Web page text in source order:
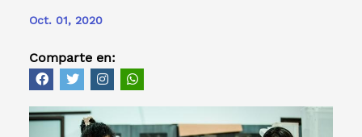
Oct. 01, 2020
Comparte en: